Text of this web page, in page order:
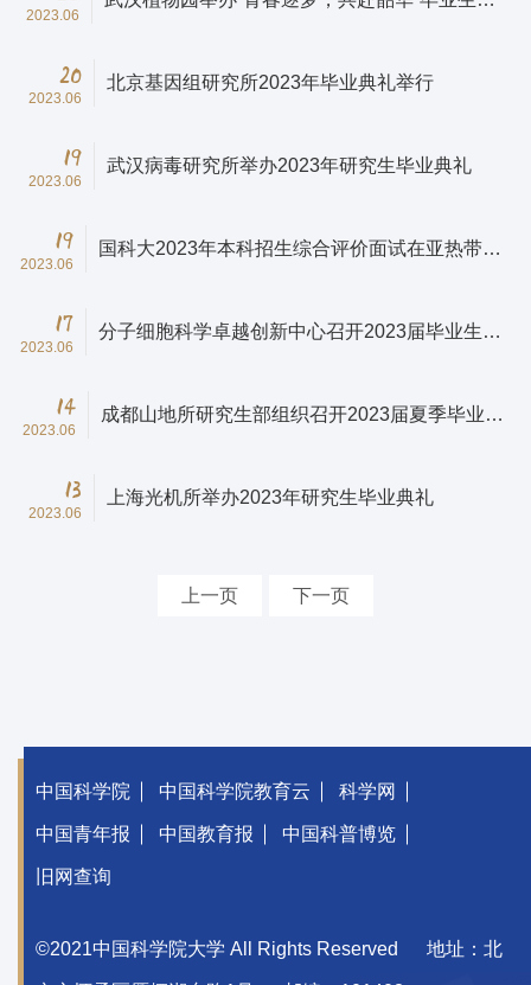
2023.06
20
2023.06
北京基因组研究所2023年毕业典礼举行
19
2023.06
武汉病毒研究所举办2023年研究生毕业典礼
19
2023.06
国科大2023年本科招生综合评价面试在亚热带生
17
2023.06
分子细胞科学卓越创新中心召开2023届毕业生代
14
2023.06
成都山地所研究生部组织召开2023届夏季毕业生
13
2023.06
上海光机所举办2023年研究生毕业典礼
上一页 下一页
中国科学院 中国科学院教育云 科学网
中国青年报 中国教育报 中国科普博览
旧网查询
©2021中国科学院大学 All Rights Reserved 地址：北